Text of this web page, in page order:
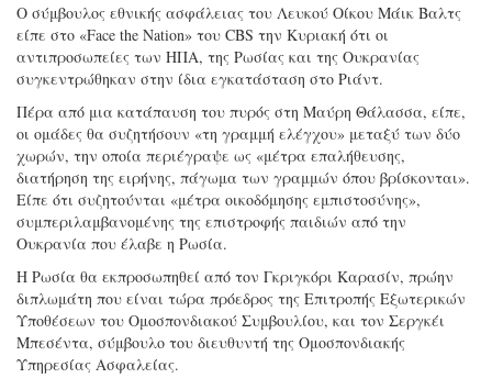
Ο σύμβουλος εθνικής ασφάλειας του Λευκού Οίκου Μάικ Βαλτς
είπε στο «Face the Nation» του CBS την Κυριακή ότι οι
αντιπροσωπείες των ΗΠΑ, της Ρωσίας και της Ουκρανίας
συγκεντρώθηκαν στην ίδια εγκατάσταση στο Ριάντ.
Πέρα από μια κατάπαυση του πυρός στη Μαύρη Θάλασσα, είπε,
οι ομάδες θα συζητήσουν «τη γραμμή ελέγχου» μεταξύ των δύο
χωρών, την οποία περιέγραψε ως «μέτρα επαλήθευσης,
διατήρηση της ειρήνης, πάγωμα των γραμμών όπου βρίσκονται».
Είπε ότι συζητούνται «μέτρα οικοδόμησης εμπιστοσύνης»,
συμπεριλαμβανομένης της επιστροφής παιδιών από την
Ουκρανία που έλαβε η Ρωσία.
Η Ρωσία θα εκπροσωπηθεί από τον Γκριγκόρι Καρασίν, πρώην
διπλωμάτη που είναι τώρα πρόεδρος της Επιτροπής Εξωτερικών
Υποθέσεων του Ομοσπονδιακού Συμβουλίου, και τον Σεργκέι
Μπεσέντα, σύμβουλο του διευθυντή της Ομοσπονδιακής
Υπηρεσίας Ασφαλείας.